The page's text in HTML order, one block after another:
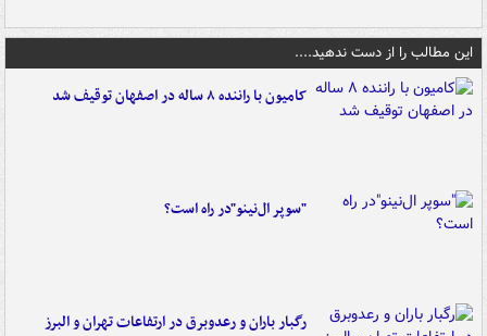
این مطالب را از دست ندهید....
کامیون با راننده ۸ ساله در اصفهان توقیف شد
"سوپر ال‌نینو"در راه است؟
رگبار باران و رعدوبرق در ارتفاعات تهران و البرز